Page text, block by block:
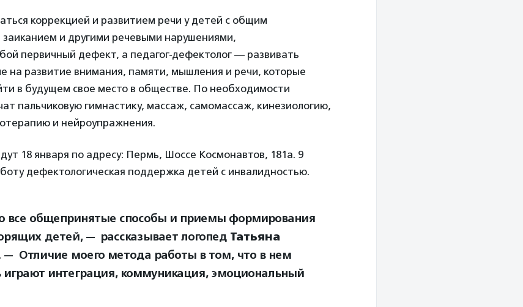
коррекцией и развитием речи у детей с общим
и другими речевыми нарушениями,
первичный дефект, а педагог-дефектолог — развивать
на развитие внимания, памяти, мышления и речи, которые
в будущем свое место в обществе. По необходимости
пальчиковую гимнастику, массаж, самомассаж, кинезиологию,
и нейроупражнения.
18 января по адресу: Пермь, Шоссе Космонавтов, 181а. 9
дефектологическая поддержка детей с инвалидностью.
все общепринятые способы и приемы формирования
детей, — рассказывает логопед Татьяна
— Отличие моего метода работы в том, что в нем
интеграция, коммуникация, эмоциональный